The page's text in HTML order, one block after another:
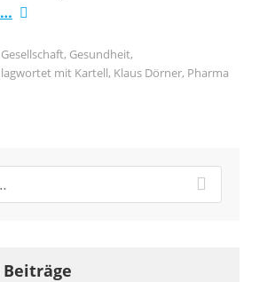
Gesellschaft, Gesundheit,
mit Kartell, Klaus Dörner, Pharma